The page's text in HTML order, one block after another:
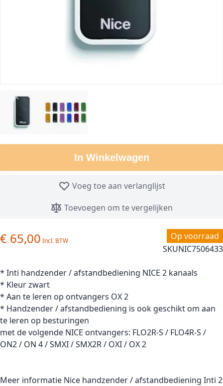
In Winkelwagen
Voeg toe aan verlanglijst
Toevoegen om te vergelijken
Op voorraad
SKUNIC7506433
€ 65,00
* Inti handzender / afstandbediening NICE 2 kanaals
* Kleur zwart
* Aan te leren op ontvangers OX 2
* Handzender / afstandbediening is ook geschikt om aan
te leren op besturingen
met de volgende NICE ontvangers: FLO2R-S / FLO4R-S /
ON2 / ON 4 / SMXI / SMX2R / OXI / OX 2
Meer informatie Nice handzender / afstandbediening Inti 2